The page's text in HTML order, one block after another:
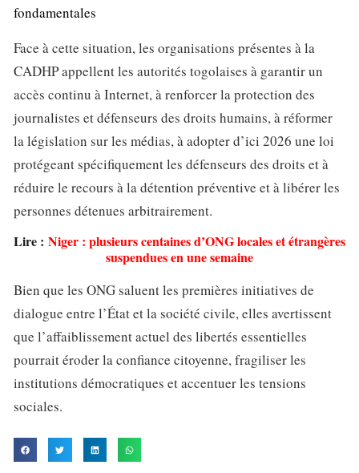
fondamentales
Face à cette situation, les organisations présentes à la
CADHP appellent les autorités togolaises à garantir un
accès continu à Internet, à renforcer la protection des
journalistes et défenseurs des droits humains, à réformer
la législation sur les médias, à adopter d’ici 2026 une loi
protégeant spécifiquement les défenseurs des droits et à
réduire le recours à la détention préventive et à libérer les
personnes détenues arbitrairement.
Lire : Niger : plusieurs centaines d’ONG locales et étrangères
suspendues en une semaine
Bien que les ONG saluent les premières initiatives de
dialogue entre l’État et la société civile, elles avertissent
que l’affaiblissement actuel des libertés essentielles
pourrait éroder la confiance citoyenne, fragiliser les
institutions démocratiques et accentuer les tensions
sociales.